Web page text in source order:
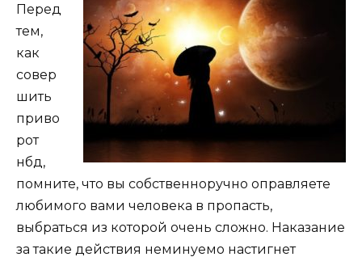
Перед
тем,
как
совер
шить
приво
рот
нбд,
помните, что вы собственноручно оправляете
любимого вами человека в пропасть,
выбраться из которой очень сложно. Наказание
за такие действия неминуемо настигнет